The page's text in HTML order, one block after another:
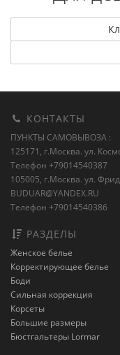
КОНТАКТЫ
ПУНКТЫ САМОВЫВОЗА :
125171, г.Москва. ул.
Телефон +79014540387
105005, г.Москва. ул.
BUDUAR@YANDEX.RU
Телефон +79014540386
РАЗДЕЛЫ
Женское белье
Корректирующее белье
Боди
Сильная коррекция
Корсеты
Большие размеры
Бюстгальтеры Lormar